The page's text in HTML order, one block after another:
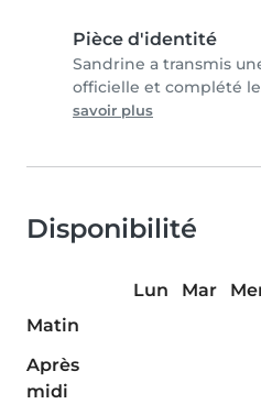
Pièce d'identité
Sandrine a transmis
officielle et complété
savoir plus
Disponibilité
Lun Mar
Matin
Après
midi